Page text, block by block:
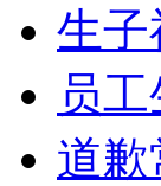
生子
员
道歉